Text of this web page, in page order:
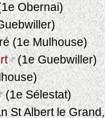
Obernai)
(1e Mulhouse)
(1e Guebwiller)
(1e Sélestat)
St Albert le